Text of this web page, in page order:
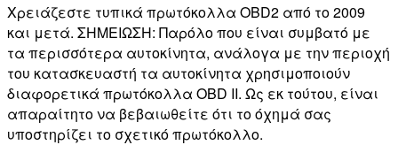
Χρειάζεστε τυπικά πρωτόκολλα OBD2 από το 2009
και μετά. ΣΗΜΕΙΩΣΗ: Παρόλο που είναι συμβατό με
τα περισσότερα αυτοκίνητα, ανάλογα με την περιοχή
του κατασκευαστή τα αυτοκίνητα χρησιμοποιούν
διαφορετικά πρωτόκολλα OBD II. Ως εκ τούτου, είναι
απαραίτητο να βεβαιωθείτε ότι το όχημά σας
υποστηρίζει το σχετικό πρωτόκολλο.